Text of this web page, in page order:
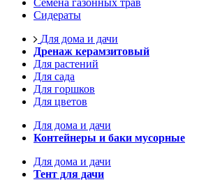
Семена газонных трав
Сидераты
Для дома и дачи
Дренаж керамзитовый
Для растений
Для сада
Для горшков
Для цветов
Для дома и дачи
Контейнеры и баки мусорные
Для дома и дачи
Тент для дачи